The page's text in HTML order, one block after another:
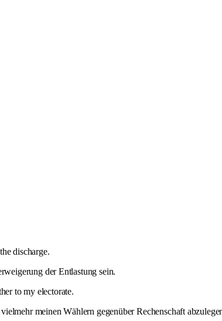
discharge.
der Entlastung sein.
to my electorate.
meinen Wählern gegenüber Rechenschaft